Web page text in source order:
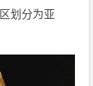
划分为亚